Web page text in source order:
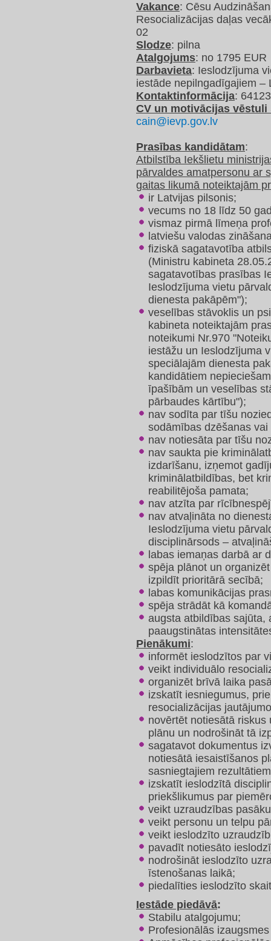
Vakance: Cēsu
Resocializācijas daļas
02
Slodze: pilna
Atalgojums: no 1795 EUR
Darbavieta: Ieslodzījuma
iestāde nepilngadīgajiem –
Kontaktinformācija:
CV un motivācijas vēstuli
cain@ievp.gov.lv
Prasības kandidātam:
Atbilstība Iekšlietu
pārvaldes amatpersonu ar
gaitas likumā noteiktajām
ir Latvijas pilsonis;
vecums no 18 līdz 50
vismaz pirmā līmeņa
latviešu valodas
fiziskā sagatavotība
(Ministru kabineta
sagatavotības prasības
Ieslodzījuma vietu
dienesta pakāpēm");
veselības stāvoklis un
kabineta noteiktajām
noteikumi Nr.970
iestāžu un Ieslodzījuma
speciālajām dienesta
kandidātiem
īpašībām un veselības
pārbaudes kārtību");
nav sodīta par tīšu
sodāmības dzēšanas
nav notiesāta par tīšu
nav saukta pie
izdarīšanu, izņemot
kriminālatbildības, bet
reabilitējoša pamata;
nav atzīta par
nav atvaļināta no
Ieslodzījuma vietu
disciplinārsods –
labas iemaņas darbā ar
spēja plānot un
izpildīt prioritārā secībā;
labas komunikācijas
spēja strādāt kā
augsta atbildības sajūta,
paaugstinātas
Pienākumi:
informēt ieslodzītos par
veikt individuālo
organizēt brīvā laika
izskatīt iesniegumus,
resocializācijas
novērtēt notiesātā
plānu un nodrošināt tā
sagatavot dokumentus
notiesātā iesaistīšanos
sasniegtajiem
izskatīt ieslodzītā
priekšlikumus par
veikt uzraudzības
veikt personu un telpu
veikt ieslodzīto
pavadīt notiesāto
nodrošināt ieslodzīto
īstenošanas laikā;
piedalīties ieslodzīto
Iestāde piedāvā:
Stabilu atalgojumu;
Profesionālās